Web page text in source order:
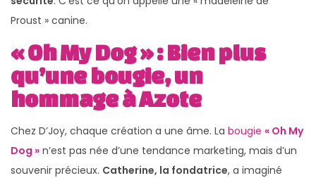
Proust » canine.
« Oh My Dog » : Bien plus
qu’une bougie, un
hommage à Azote
Chez D’Joy, chaque création a une âme. La bougie « Oh My
Dog » n’est pas née d’une tendance marketing, mais d’un
souvenir précieux. Catherine, la fondatrice, a imaginé